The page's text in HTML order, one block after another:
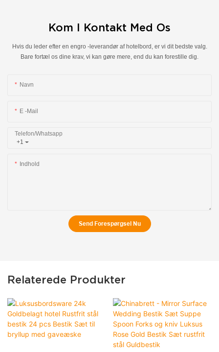
Kom I Kontakt Med Os
Hvis du leder efter en engro -leverandør af hotelbord, er vi dit bedste valg.
Bare fortæl os dine krav, vi kan gøre mere, end du kan forestille dig.
Navn
E -mail
+1
Telefon/whatsapp
Indhold
Send Forespørgsel Nu
Relaterede Produkter